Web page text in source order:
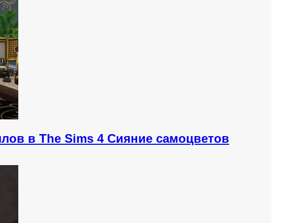
в The Sims 4 Сияние самоцветов